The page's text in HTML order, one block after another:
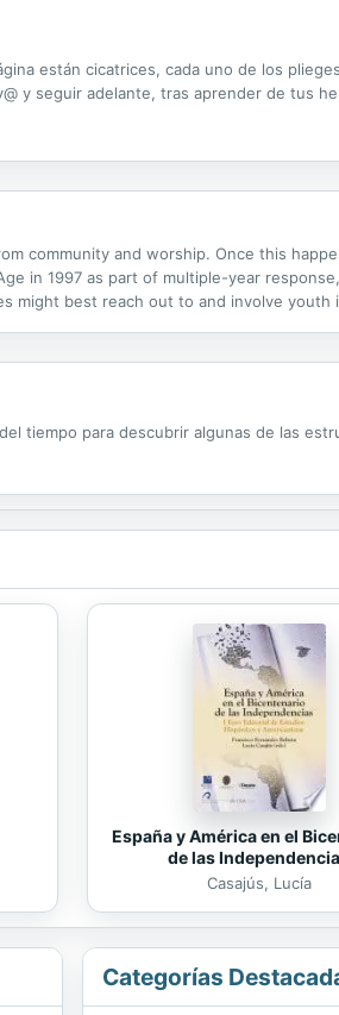
están cicatrices, cada uno de los
y seguir adelante, tras aprender de tus
community and worship. Once this
in 1997 as part of multiple-year
might best reach out to and involve
tiempo para descubrir algunas de las
España y América en el
de las
Casajús, Lucía
Categorías